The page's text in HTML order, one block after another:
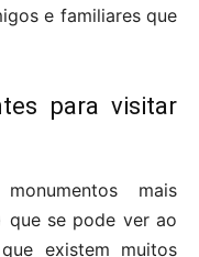
e familiares que
para visitar
mais
que se pode ver ao
existem muitos